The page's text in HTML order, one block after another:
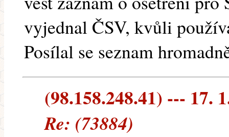
vyjednal ČSV, kvůli
Posílal se seznam
(98.158.248.41) --- 17.
Re: (73884)